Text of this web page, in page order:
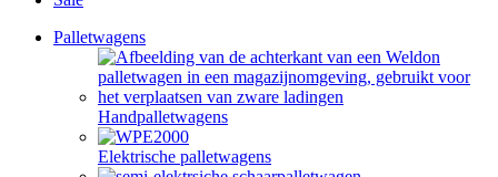
Palletwagens
Handpalletwagens
Elektrische palletwagens